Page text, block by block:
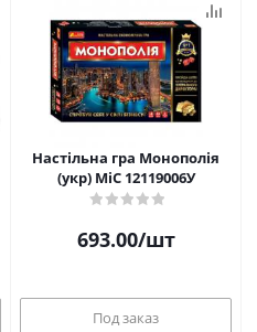
Настільна гра Монополія
(укр) MiC 12119006У
693.00/шт
Под заказ